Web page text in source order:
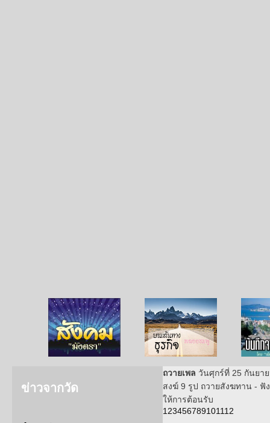
ข่าวจากวัด
ถวายเพล วันศุกร์ที่ 25 กันยา
สงฆ์ 9 รูป ถวายสังฆทาน - ฟั
ให้การต้อนรับ
1 23456789101112